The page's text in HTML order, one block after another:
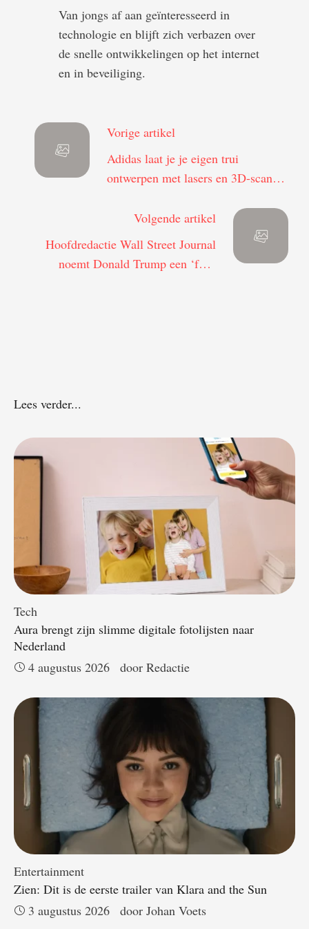
Van jongs af aan geïnteresseerd in
technologie en blijft zich verbazen over
de snelle ontwikkelingen op het internet
en in beveiliging.
Vorige artikel
Adidas laat je je eigen trui
ontwerpen met lasers en 3D-scans:
Volgende artikel
Hoofdredactie Wall Street Journal
noemt Donald Trump een ‘fake
Lees verder...
Tech
Aura brengt zijn slimme digitale fotolijsten naar
Nederland
4 augustus 2026
door Redactie
Entertainment
Zien: Dit is de eerste trailer van Klara and the Sun
3 augustus 2026
door Johan Voets